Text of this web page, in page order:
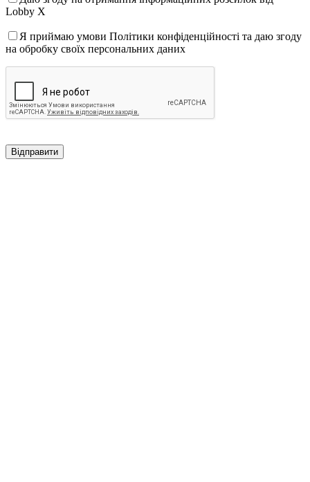
Lobby X
Я приймаю умови Політики конфіденційності та даю згоду
на обробку своїх персональних даних